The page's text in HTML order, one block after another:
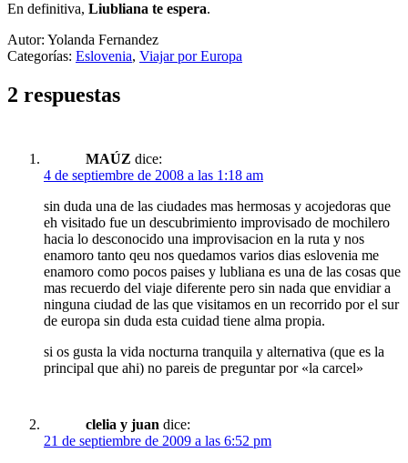
En definitiva, Liubliana te espera.
Autor: Yolanda Fernandez
Categorías: Eslovenia, Viajar por Europa
2 respuestas
MAÚZ dice:
4 de septiembre de 2008 a las 1:18 am
sin duda una de las ciudades mas hermosas y acojedoras que
eh visitado fue un descubrimiento improvisado de mochilero
hacia lo desconocido una improvisacion en la ruta y nos
enamoro tanto qeu nos quedamos varios dias eslovenia me
enamoro como pocos paises y lubliana es una de las cosas que
mas recuerdo del viaje diferente pero sin nada que envidiar a
ninguna ciudad de las que visitamos en un recorrido por el sur
de europa sin duda esta cuidad tiene alma propia.
si os gusta la vida nocturna tranquila y alternativa (que es la
principal que ahi) no pareis de preguntar por «la carcel»
clelia y juan dice:
21 de septiembre de 2009 a las 6:52 pm